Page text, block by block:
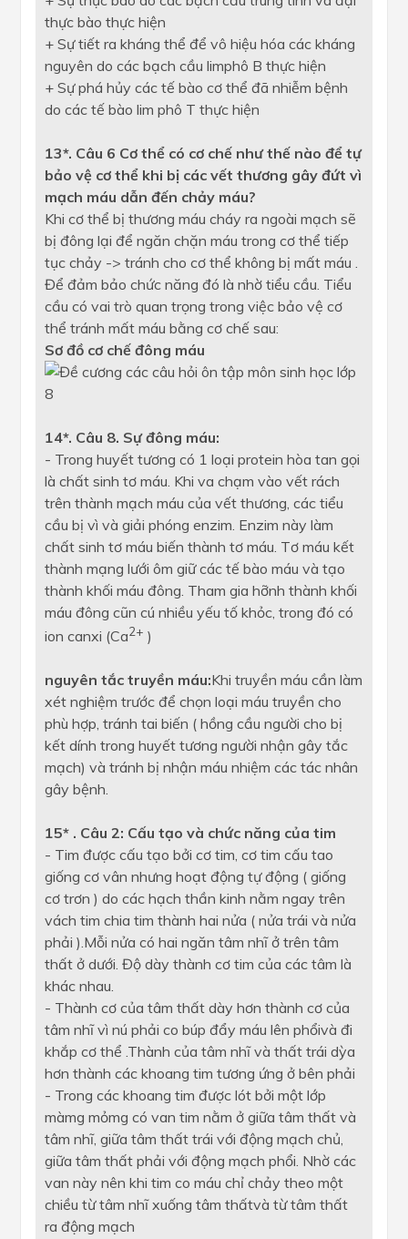
thực bào thực hiện
+ Sự tiết ra kháng thể để vô hiệu hóa các kháng
nguyên do các bạch cầu limphô B thực hiện
+ Sự phá hủy các tế bào cơ thể đã nhiễm bệnh
do các tế bào lim phô T thực hiện
13*. Câu 6 Cơ thể có cơ chế như thế nào để tự
bảo vệ cơ thể khi bị các vết thương gây đứt vì
mạch máu dẫn đến chảy máu?
Khi cơ thể bị thương máu cháy ra ngoài mạch sẽ
bị đông lại để ngăn chặn máu trong cơ thể tiếp
tục chảy -> tránh cho cơ thể không bị mất máu .
Để đảm bảo chức năng đó là nhờ tiểu cầu. Tiểu
cầu có vai trò quan trọng trong việc bảo vệ cơ
thể tránh mất máu bằng cơ chế sau:
Sơ đồ cơ chế đông máu
14*. Câu 8. Sự đông máu:
- Trong huyết tương có 1 loại protein hòa tan gọi
là chất sinh tơ máu. Khi va chạm vào vết rách
trên thành mạch máu của vết thương, các tiểu
cầu bị vì và giải phóng enzim. Enzim này làm
chất sinh tơ máu biến thành tơ máu. Tơ máu kết
thành mạng lưới ôm giữ các tế bào máu và tạo
thành khối máu đông. Tham gia hỡnh thành khối
máu đông cũn cú nhiều yếu tố khỏc, trong đó có
ion canxi (Ca2+ )
nguyên tắc truyền máu:Khi truyền máu cần làm
xét nghiệm trước để chọn loại máu truyền cho
phù hợp, tránh tai biến ( hồng cầu người cho bị
kết dính trong huyết tương người nhận gây tắc
mạch) và tránh bị nhận máu nhiệm các tác nhân
gây bệnh.
15* . Câu 2: Cấu tạo và chức năng của tim
- Tim được cấu tạo bởi cơ tim, cơ tim cấu tao
giống cơ vân nhưng hoạt động tự động ( giống
cơ trơn ) do các hạch thần kinh nằm ngay trên
vách tim chia tim thành hai nửa ( nửa trái và nửa
phải ).Mỗi nửa có hai ngăn tâm nhĩ ở trên tâm
thất ở dưới. Độ dày thành cơ tim của các tâm là
khác nhau.
- Thành cơ của tâm thất dày hơn thành cơ của
tâm nhĩ vì nú phải co búp đẩy máu lên phổivà đi
khắp cơ thể .Thành của tâm nhĩ và thất trái dỳa
hơn thành các khoang tim tương ứng ở bên phải
- Trong các khoang tim được lót bởi một lớp
màmg mỏmg có van tim nằm ở giữa tâm thất và
tâm nhĩ, giữa tâm thất trái với động mạch chủ,
giữa tâm thất phải với động mạch phổi. Nhờ các
van này nên khi tim co máu chỉ chảy theo một
chiều từ tâm nhĩ xuống tâm thấtvà từ tâm thất
ra động mạch